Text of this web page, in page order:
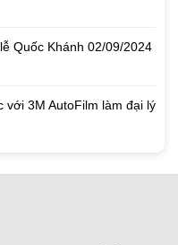
Quốc Khánh 02/09/2024
với 3M AutoFilm làm đại lý